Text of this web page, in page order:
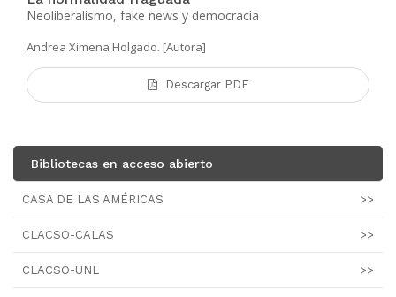
Neoliberalismo, fake news y democracia
Andrea Ximena Holgado. [Autora]
Descargar PDF
Bibliotecas en acceso abierto
CASA DE LAS AMÉRICAS >>
CLACSO-CALAS >>
CLACSO-UNL >>